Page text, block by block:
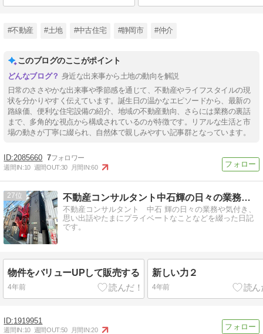
#不動産 #土地 #中古住宅 #静岡市 #仲介
このブログのここがポイント
身近な出来事から土地の動向を解説
日常のささやかな出来事や季節感を通じて、不動産やライフスタイルの現
状を分かりやすく伝えています。誕生日の温かなエピソードから、最新の
路線価、便利な住宅設備の紹介、地域の不動産動向、さらには業務の裏話
まで、多角的な視点から構成されているのが特徴です。リアルな生活と市
場の動きが丁寧に綴られ、自然体で親しみやすい記事群となっています。
2085660 7
週間IN:10 週間OUT:30 月間IN:60
27 不動産コンサルタント中石輝の日々の業務、気付き等を綴った日記
不動産コンサルタント 中石 輝の日々の業務や気付き、
思い出話やたまにプライベートなことなどを綴った日記
です。
物件をバリューUPして販売する
4年前
新しい力２
4年前
1919951
週間IN:10 週間OUT:50 月間IN:20